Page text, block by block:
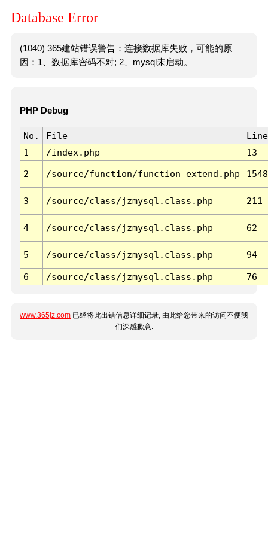
Database Error
(1040) 365建站错误警告：连接数据库失败，可能的原
因：1、数据库密码不对; 2、mysql未启动。
PHP Debug
No. File
Line
1
/index.php 13
2 /source/function/function_extend.php 1548
3 /source/class/jzmysql.class.php 211
4 /source/class/jzmysql.class.php 62
5 /source/class/jzmysql.class.php 94
6 /source/class/jzmysql.class.php 76
www.365jz.com 已经将此出错信息详细记录, 由此给您带来的访问不便我
们深感歉意.